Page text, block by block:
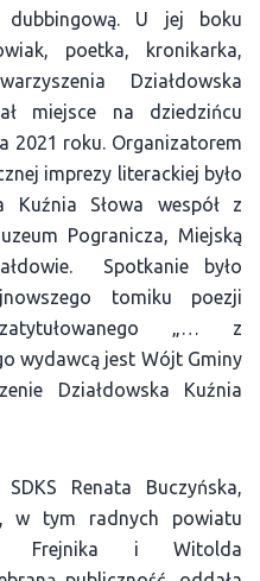
dubbingową. U jej boku
poetka, kronikarka,
Działdowska
miejsce na dziedzińcu
2021 roku. Organizatorem
imprezy literackiej było
Kuźnia Słowa wespół z
Pogranicza, Miejską
Spotkanie było
tomiku poezji
„… z
wydawcą jest Wójt Gminy
Działdowska Kuźnia
Renata Buczyńska,
w tym radnych powiatu
Frejnika i Witolda